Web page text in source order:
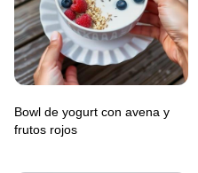
Bowl de yogurt con avena y
frutos rojos